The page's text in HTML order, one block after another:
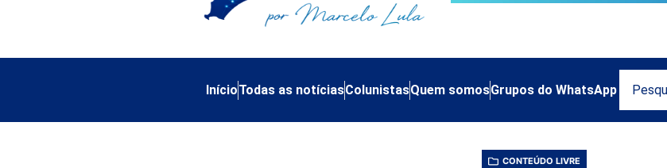
InícioTodas as notíciasColunistasQuem somosGrupos do WhatsApp
CONTEÚDO LIVRE